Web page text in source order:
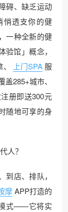
碍、缺乏运动
透支你的健
一种全新的健
馆」概念，
上门SPA 服
285+城市、
册即送300元
随地可享的身
人？
店、排队，
摩APP打造的
模式——它将实